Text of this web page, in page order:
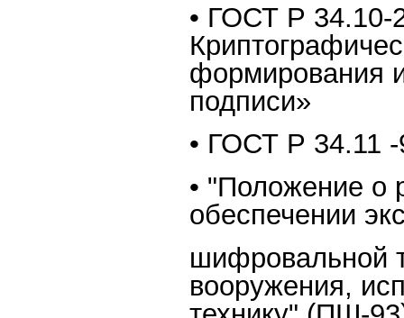
• ГОСТ Р 34.10-
формирования
подписи»
• ГОСТ Р 34.11
• "Положение о
обеспечении
шифровальной
вооружения,